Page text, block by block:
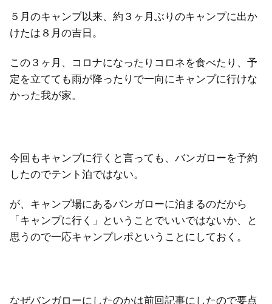
５月のキャンプ以来、約３ヶ月ぶりのキャンプに出か
けたは８月の吉日。
この３ヶ月、コロナになったりコロネを食べたり、予
定を立てても雨が降ったりで一向にキャンプに行けな
かった我が家。
今回もキャンプに行くと言っても、バンガローを予約
したのでテント泊ではない。
が、キャンプ場にあるバンガローに泊まるのだから
「キャンプに行く」ということでいいではないか、と
思うので一応キャンプレポということにしておく。
なぜバンガローにしたのかは前回記事にしたので要点